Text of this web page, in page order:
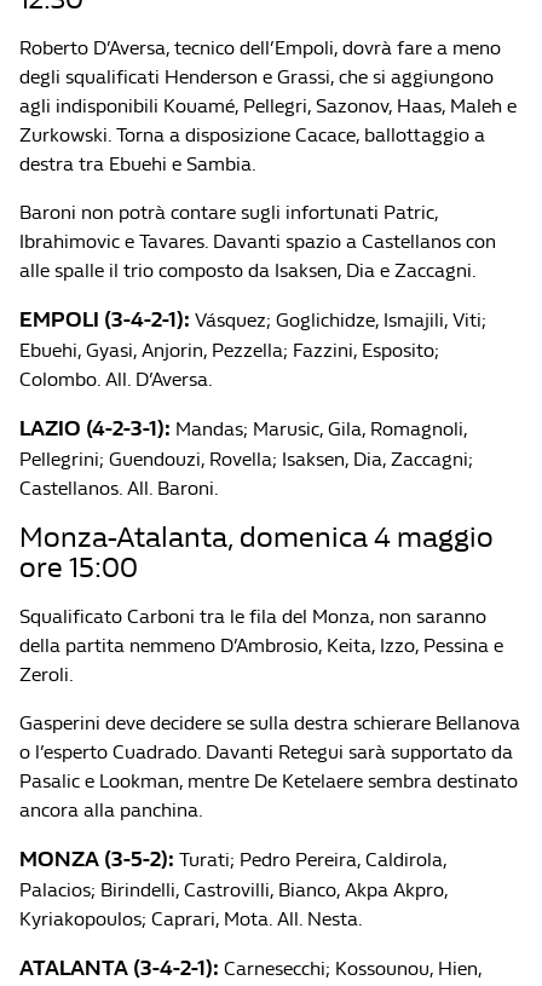
Roberto D’Aversa, tecnico dell’Empoli, dovrà fare a meno
degli squalificati Henderson e Grassi, che si aggiungono
agli indisponibili Kouamé, Pellegri, Sazonov, Haas, Maleh e
Zurkowski. Torna a disposizione Cacace, ballottaggio a
destra tra Ebuehi e Sambia.
Baroni non potrà contare sugli infortunati Patric,
Ibrahimovic e Tavares. Davanti spazio a Castellanos con
alle spalle il trio composto da Isaksen, Dia e Zaccagni.
EMPOLI (3-4-2-1): Vásquez; Goglichidze, Ismajili, Viti;
Ebuehi, Gyasi, Anjorin, Pezzella; Fazzini, Esposito;
Colombo. All. D’Aversa.
LAZIO (4-2-3-1): Mandas; Marusic, Gila, Romagnoli,
Pellegrini; Guendouzi, Rovella; Isaksen, Dia, Zaccagni;
Castellanos. All. Baroni.
Monza-Atalanta, domenica 4 maggio
ore 15:00
Squalificato Carboni tra le fila del Monza, non saranno
della partita nemmeno D’Ambrosio, Keita, Izzo, Pessina e
Zeroli.
Gasperini deve decidere se sulla destra schierare Bellanova
o l’esperto Cuadrado. Davanti Retegui sarà supportato da
Pasalic e Lookman, mentre De Ketelaere sembra destinato
ancora alla panchina.
MONZA (3-5-2): Turati; Pedro Pereira, Caldirola,
Palacios; Birindelli, Castrovilli, Bianco, Akpa Akpro,
Kyriakopoulos; Caprari, Mota. All. Nesta.
ATALANTA (3-4-2-1): Carnesecchi; Kossounou, Hien,